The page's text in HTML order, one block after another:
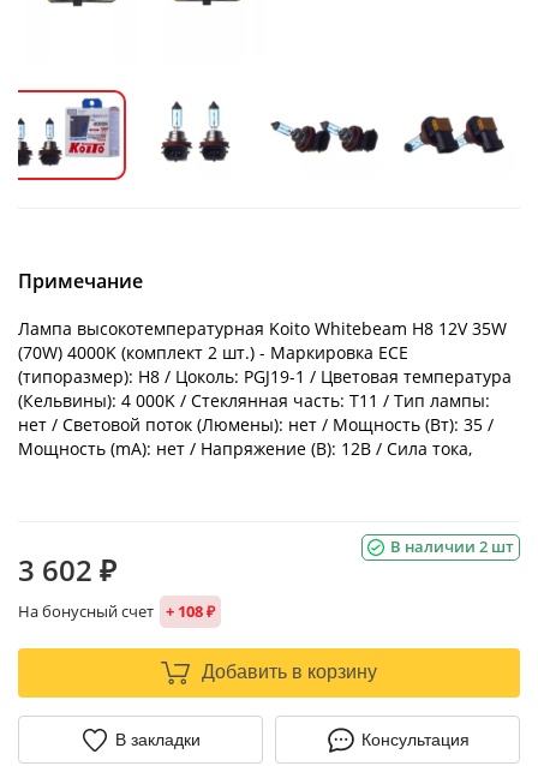
Примечание
Лампа высокотемпературная Koito Whitebeam H8 12V 35W
(70W) 4000K (комплект 2 шт.) - Маркировка ECE
(типоразмер): H8 / Цоколь: PGJ19-1 / Цветовая температура
(Кельвины): 4 000K / Стеклянная часть: T11 / Тип лампы:
нет / Световой поток (Люмены): нет / Мощность (Вт): 35 /
Мощность (mA): нет / Напряжение (В): 12В / Сила тока,
В наличии 2 шт
3 602 ₽
На бонусный счет + 108 ₽
Добавить в корзину
В закладки Консультация